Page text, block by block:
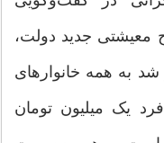
معیشتی جدید دولت،
به همه خانوارهای
یک میلیون تومان